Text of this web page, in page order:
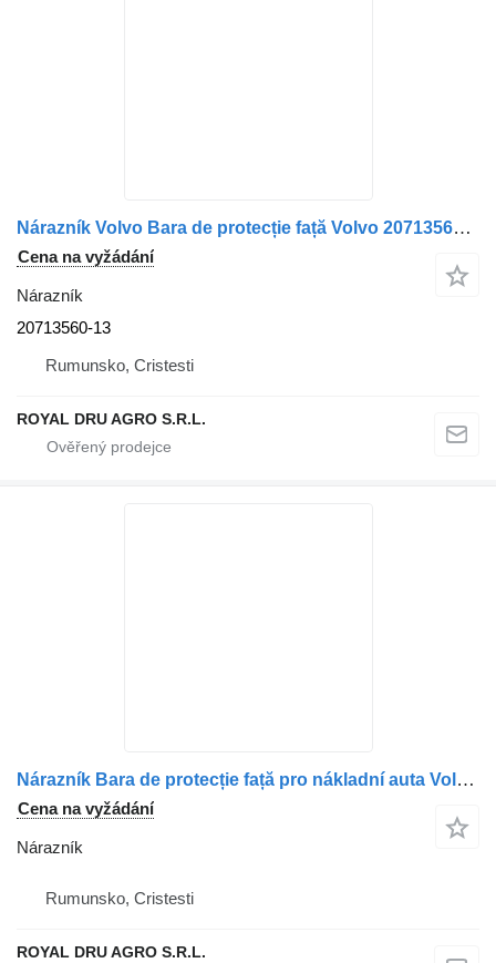
Nárazník Volvo Bara de protecție față Volvo 20713560 20713560-13 pro nákladní auta
Cena na vyžádání
Nárazník
20713560-13
Rumunsko, Cristesti
ROYAL DRU AGRO S.R.L.
Nárazník Bara de protecție față pro nákladní auta Volvo – Coduri 82473031, 84210164
Cena na vyžádání
Nárazník
Rumunsko, Cristesti
ROYAL DRU AGRO S.R.L.